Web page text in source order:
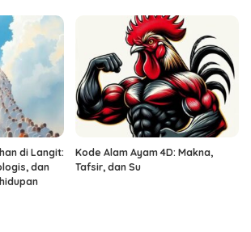
di Langit:
dan
Kode Alam Ayam 4D: Makna,
Tafsir, dan Su